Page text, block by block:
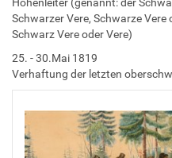
Schwarzer Vere, Schwarze
Schwarz Vere oder Vere)
25. - 30.Mai 1819
Verhaftung der letzten